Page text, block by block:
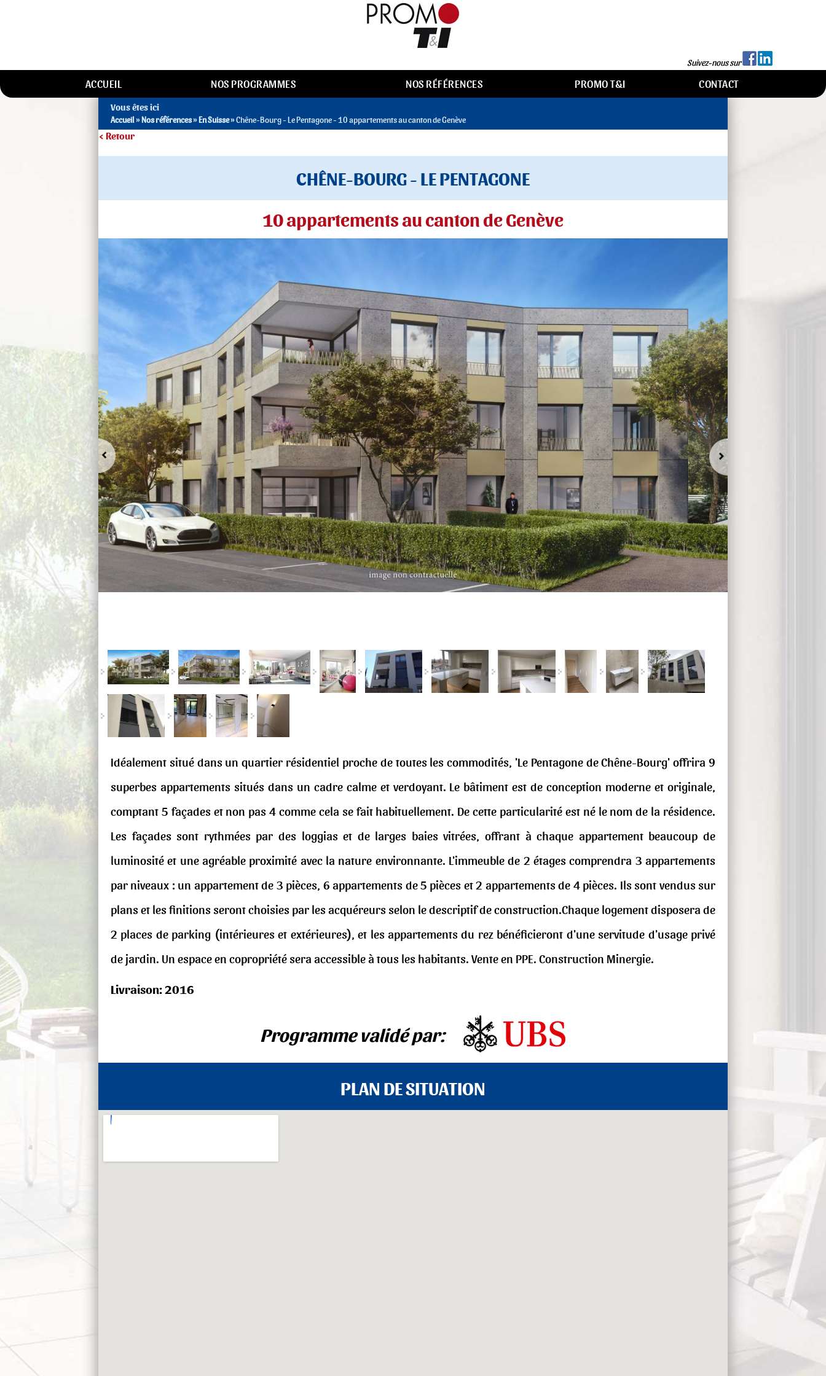
Suivez-nous sur
ACCUEIL NOS PROGRAMMES NOS RÉFÉRENCES PROMO T&I CONTACT
Vous êtes ici
Accueil»Nos références»En Suisse» Chêne-Bourg - Le Pentagone - 10 appartements au canton de Genève
< Retour
CHÊNE-BOURG - LE PENTAGONE
10 appartements au canton de Genève
Préc.Pause Suivant
Idéalement situé dans un quartier résidentiel proche de toutes les commodités, 'Le Pentagone de Chêne-Bourg' offrira 9
superbes appartements situés dans un cadre calme et verdoyant. Le bâtiment est de conception moderne et originale,
comptant 5 façades et non pas 4 comme cela se fait habituellement. De cette particularité est né le nom de la résidence.
Les façades sont rythmées par des loggias et de larges baies vitrées, offrant à chaque appartement beaucoup de
luminosité et une agréable proximité avec la nature environnante. L'immeuble de 2 étages comprendra 3 appartements
par niveaux : un appartement de 3 pièces, 6 appartements de 5 pièces et 2 appartements de 4 pièces. Ils sont vendus sur
plans et les finitions seront choisies par les acquéreurs selon le descriptif de construction.Chaque logement disposera de
2 places de parking (intérieures et extérieures), et les appartements du rez bénéficieront d'une servitude d'usage privé
de jardin. Un espace en copropriété sera accessible à tous les habitants. Vente en PPE. Construction Minergie.
Livraison:2016
Programme validé par:
PLAN DE SITUATION